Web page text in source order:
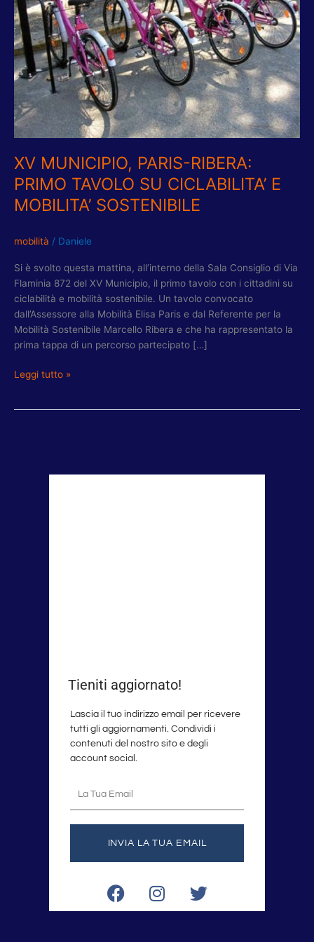
XV MUNICIPIO, PARIS-RIBERA:
PRIMO TAVOLO SU CICLABILITA’ E
MOBILITA’ SOSTENIBILE
mobilità / Daniele
Si è svolto questa mattina, all’interno della Sala Consiglio di Via
Flaminia 872 del XV Municipio, il primo tavolo con i cittadini su
ciclabilità e mobilità sostenibile. Un tavolo convocato
dall’Assessore alla Mobilità Elisa Paris e dal Referente per la
Mobilità Sostenibile Marcello Ribera e che ha rappresentato la
prima tappa di un percorso partecipato […]
TAVOLO
SU
CICLABILITA’
E
MOBILITA’
SOSTENIBILE
Leggi tutto »
Tieniti aggiornato!
Lascia il tuo indirizzo email per ricevere
tutti gli aggiornamenti. Condividi i
contenuti del nostro sito e degli
account social.
INVIA LA TUA EMAIL
F
a
I
n
T
w